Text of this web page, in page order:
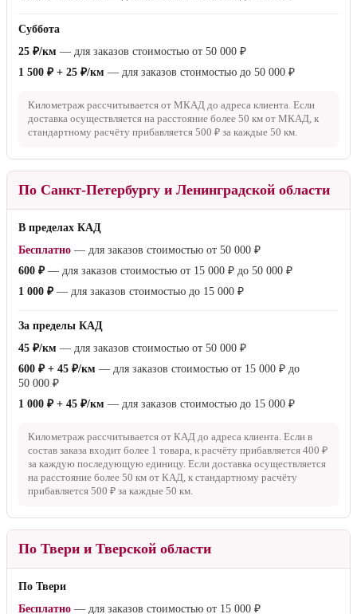
Суббота
25 ₽/км — для заказов стоимостью от 50 000 ₽
1 500 ₽ + 25 ₽/км — для заказов стоимостью до 50 000 ₽
Километраж рассчитывается от МКАД до адреса клиента. Если
доставка осуществляется на расстояние более 50 км от МКАД, к
стандартному расчёту прибавляется 500 ₽ за каждые 50 км.
По Санкт-Петербургу и Ленинградской области
В пределах КАД
Бесплатно — для заказов стоимостью от 50 000 ₽
600 ₽— для заказов стоимостью от 15 000 ₽ до 50 000 ₽
1 000 ₽— для заказов стоимостью до 15 000 ₽
За пределы КАД
45 ₽/км — для заказов стоимостью от 50 000 ₽
600 ₽ + 45 ₽/км — для заказов стоимостью от 15 000 ₽ до
50 000 ₽
1 000 ₽ + 45 ₽/км — для заказов стоимостью до 15 000 ₽
Километраж рассчитывается от КАД до адреса клиента. Если в
состав заказа входит более 1 товара, к расчёту прибавляется 400 ₽
за каждую последующую единицу. Если доставка осуществляется
на расстояние более 50 км от КАД, к стандартному расчёту
прибавляется 500 ₽ за каждые 50 км.
По Твери и Тверской области
По Твери
Бесплатно — для заказов стоимостью от 15 000 ₽